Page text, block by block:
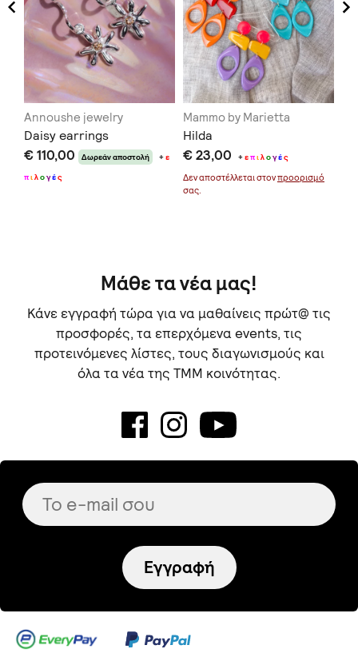
Annoushe jewelry
Daisy earrings
€ 110,00 Δωρεάν αποστολή +ε
πιλογές
Mammo by Marietta
Hilda
€ 23,00 +επιλογές
Δεν αποστέλλεται στονπροορισμό
σας.
Μάθε τα νέα μας!
Κάνε εγγραφή τώρα για να μαθαίνεις πρώτ@ τις
προσφορές, τα επερχόμενα events, τις
προτεινόμενες λίστες, τους διαγωνισμούς και
όλα τα νέα της TMM κοινότητας.
Εγγραφή